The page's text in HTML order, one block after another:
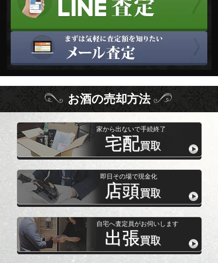
お酒の売却方法
家から出ないで手続終了
宅配買取
即日その場で現金化
店頭買取
自宅へ査定員がお伺いします
出張買取